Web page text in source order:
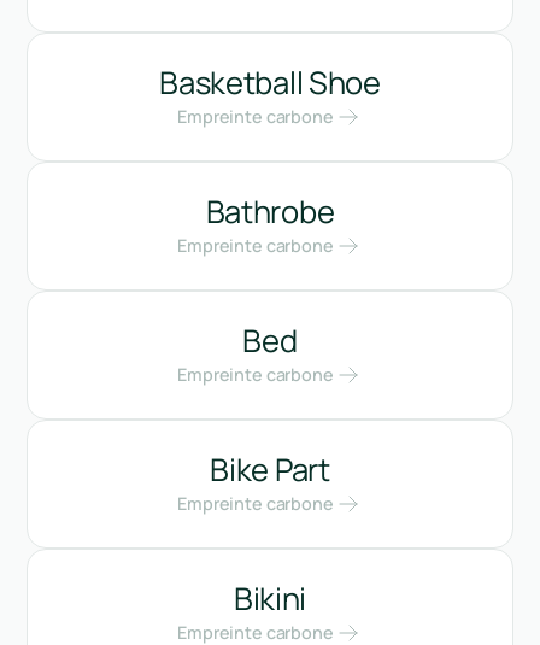
Basketball Shoe
Empreinte carbone
Bathrobe
Empreinte carbone
Bed
Empreinte carbone
Bike Part
Empreinte carbone
Bikini
Empreinte carbone